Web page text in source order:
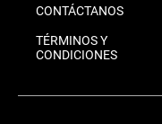
CONTÁCTANOS
TÉRMINOS Y
CONDICIONES